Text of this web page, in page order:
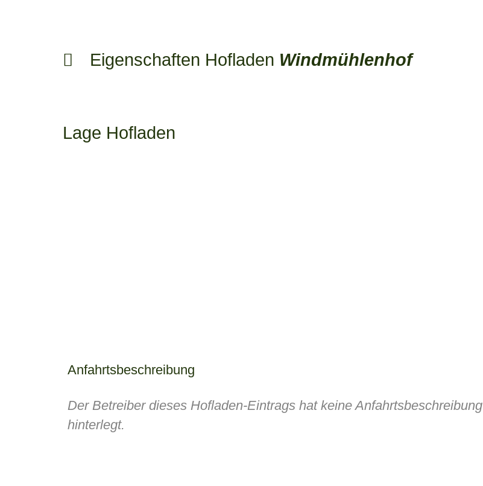
Eigenschaften Hofladen Windmühlenhof
Lage Hofladen
Anfahrtsbeschreibung
Der Betreiber dieses Hofladen-Eintrags hat keine Anfahrtsbeschreibung
hinterlegt.